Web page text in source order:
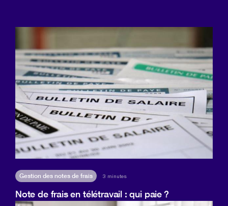
Gestion des notes de frais 3 minutes
Note de frais en télétravail : qui paie ?